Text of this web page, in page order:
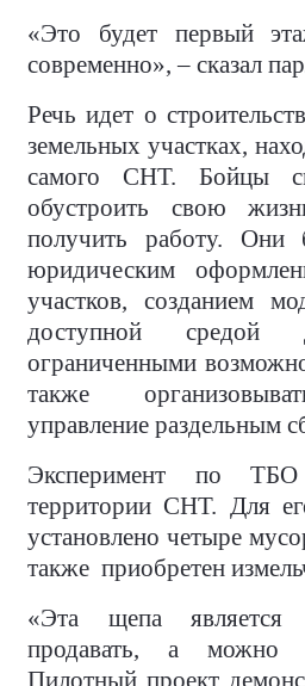
«Это будет первый
современно», – сказал
Речь идет о
земельных участках,
самого СНТ. Бойцы
обустроить свою
получить работу. Они
юридическим
участков, созданием
доступной
ограниченными
также
управление раздельным
Эксперимент по
территории СНТ. Для
установлено четыре
также приобретен
«Эта щепа является
продавать, а можно